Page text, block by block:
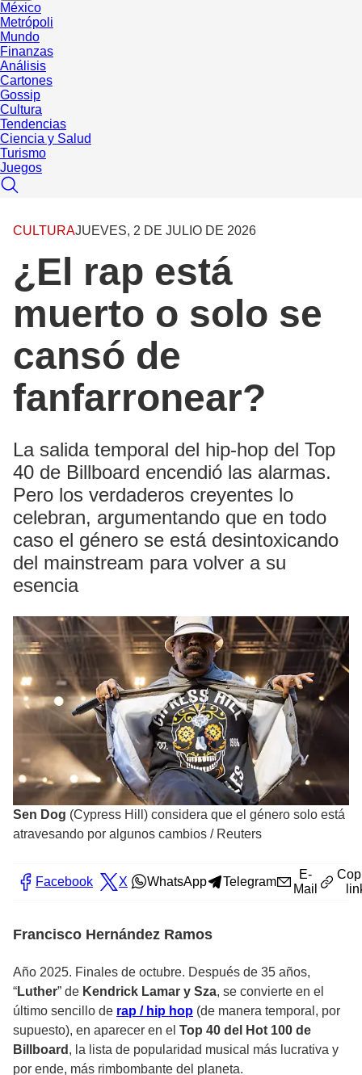
México
Metrópoli
Mundo
Finanzas
Análisis
Cartones
Gossip
Cultura
Tendencias
Ciencia y Salud
Turismo
Juegos
CULTURAJUEVES, 2 DE JULIO DE 2026
¿El rap está
muerto o solo se
cansó de
fanfarronear?
La salida temporal del hip-hop del Top
40 de Billboard encendió las alarmas.
Pero los verdaderos creyentes lo
celebran, argumentando que en todo
caso el género se está desintoxicando
del mainstream para volver a su
esencia
Sen Dog (Cypress Hill) considera que el género solo está
atravesando por algunos cambios / Reuters
Facebook X WhatsApp Telegram
E-
Mail
Francisco Hernández Ramos
Año 2025. Finales de octubre. Después de 35 años,
“Luther” de Kendrick Lamar y Sza, se convierte en el
último sencillo de rap / hip hop (de manera temporal, por
supuesto), en aparecer en el Top 40 del Hot 100 de
Billboard , la lista de popularidad musical más lucrativa y
por ende, más rimbombante del planeta.